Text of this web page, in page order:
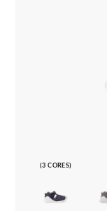
(3 CORES)